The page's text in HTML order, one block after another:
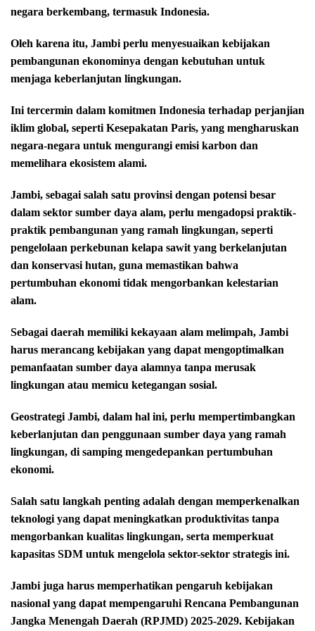
negara berkembang, termasuk Indonesia.
Oleh karena itu, Jambi perlu menyesuaikan kebijakan
pembangunan ekonominya dengan kebutuhan untuk
menjaga keberlanjutan lingkungan.
Ini tercermin dalam komitmen Indonesia terhadap perjanjian
iklim global, seperti Kesepakatan Paris, yang mengharuskan
negara-negara untuk mengurangi emisi karbon dan
memelihara ekosistem alami.
Jambi, sebagai salah satu provinsi dengan potensi besar
dalam sektor sumber daya alam, perlu mengadopsi praktik-
praktik pembangunan yang ramah lingkungan, seperti
pengelolaan perkebunan kelapa sawit yang berkelanjutan
dan konservasi hutan, guna memastikan bahwa
pertumbuhan ekonomi tidak mengorbankan kelestarian
alam.
Sebagai daerah memiliki kekayaan alam melimpah, Jambi
harus merancang kebijakan yang dapat mengoptimalkan
pemanfaatan sumber daya alamnya tanpa merusak
lingkungan atau memicu ketegangan sosial.
Geostrategi Jambi, dalam hal ini, perlu mempertimbangkan
keberlanjutan dan penggunaan sumber daya yang ramah
lingkungan, di samping mengedepankan pertumbuhan
ekonomi.
Salah satu langkah penting adalah dengan memperkenalkan
teknologi yang dapat meningkatkan produktivitas tanpa
mengorbankan kualitas lingkungan, serta memperkuat
kapasitas SDM untuk mengelola sektor-sektor strategis ini.
Jambi juga harus memperhatikan pengaruh kebijakan
nasional yang dapat mempengaruhi Rencana Pembangunan
Jangka Menengah Daerah (RPJMD) 2025-2029. Kebijakan